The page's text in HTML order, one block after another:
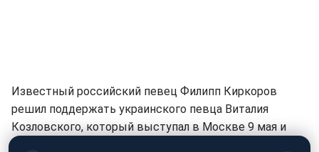
Известный российский певец Филипп Киркоров
решил поддержать украинского певца Виталия
Козловского, который выступал в Москве 9 мая и
после этого раскритикован в Украине. К слову,